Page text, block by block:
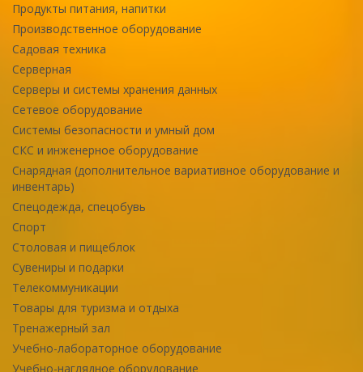
Продукты питания, напитки
Производственное оборудование
Садовая техника
Серверная
Серверы и системы хранения данных
Сетевое оборудование
Системы безопасности и умный дом
СКС и инженерное оборудование
Снарядная (дополнительное вариативное оборудование и
инвентарь)
Спецодежда, спецобувь
Спорт
Столовая и пищеблок
Сувениры и подарки
Телекоммуникации
Товары для туризма и отдыха
Тренажерный зал
Учебно-лабораторное оборудование
Учебно-наглядное оборудование